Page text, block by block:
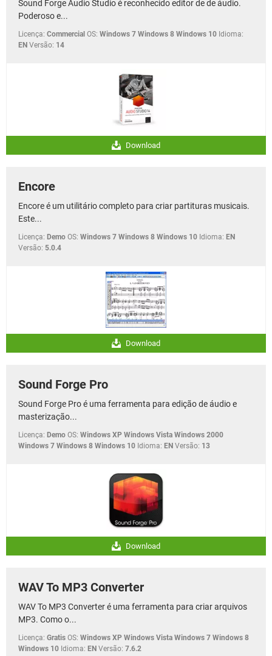
Sound Forge Audio Studio é reconhecido editor de de áudio.
Poderoso e...
Licença: Commercial OS: Windows 7 Windows 8 Windows 10 Idioma:
EN Versão: 14
Download
Encore
Encore é um utilitário completo para criar partituras musicais.
Este...
Licença: Demo OS: Windows 7 Windows 8 Windows 10 Idioma: EN
Versão: 5.0.4
Download
Sound Forge Pro
Sound Forge Pro é uma ferramenta para edição de áudio e
masterização...
Licença: Demo OS: Windows XP Windows Vista Windows 2000
Windows 7 Windows 8 Windows 10 Idioma: EN Versão: 13
Download
WAV To MP3 Converter
WAV To MP3 Converter é uma ferramenta para criar arquivos
MP3. Como o...
Licença: Gratis OS: Windows XP Windows Vista Windows 7 Windows 8
Windows 10 Idioma: EN Versão: 7.6.2